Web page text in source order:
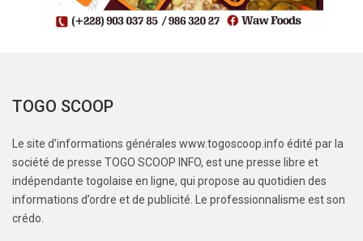
TOGO SCOOP
Le site d’informations générales www.togoscoop.info édité par la
société de presse TOGO SCOOP INFO, est une presse libre et
indépendante togolaise en ligne, qui propose au quotidien des
informations d’ordre et de publicité. Le professionnalisme est son
crédo.